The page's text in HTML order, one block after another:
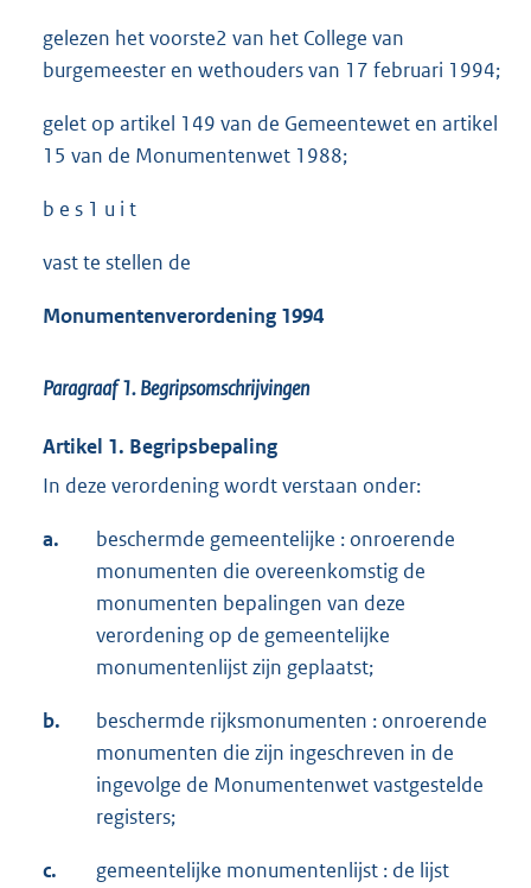
gelezen het voorste2 van het College van
burgemeester en wethouders van 17 februari 1994;
gelet op artikel 149 van de Gemeentewet en artikel
15 van de Monumentenwet 1988;
b e s 1 u i t
vast te stellen de
Monumentenverordening 1994
Paragraaf 1.Begripsomschrijvingen
Artikel 1. Begripsbepaling
In deze verordening wordt verstaan onder:
a.
beschermde gemeentelijke : onroerende
monumenten die overeenkomstig de
monumenten bepalingen van deze
verordening op de gemeentelijke
monumentenlijst zijn geplaatst;
b.
beschermde rijksmonumenten : onroerende
monumenten die zijn ingeschreven in de
ingevolge de Monumentenwet vastgestelde
registers;
c.
gemeentelijke monumentenlijst : de lijst